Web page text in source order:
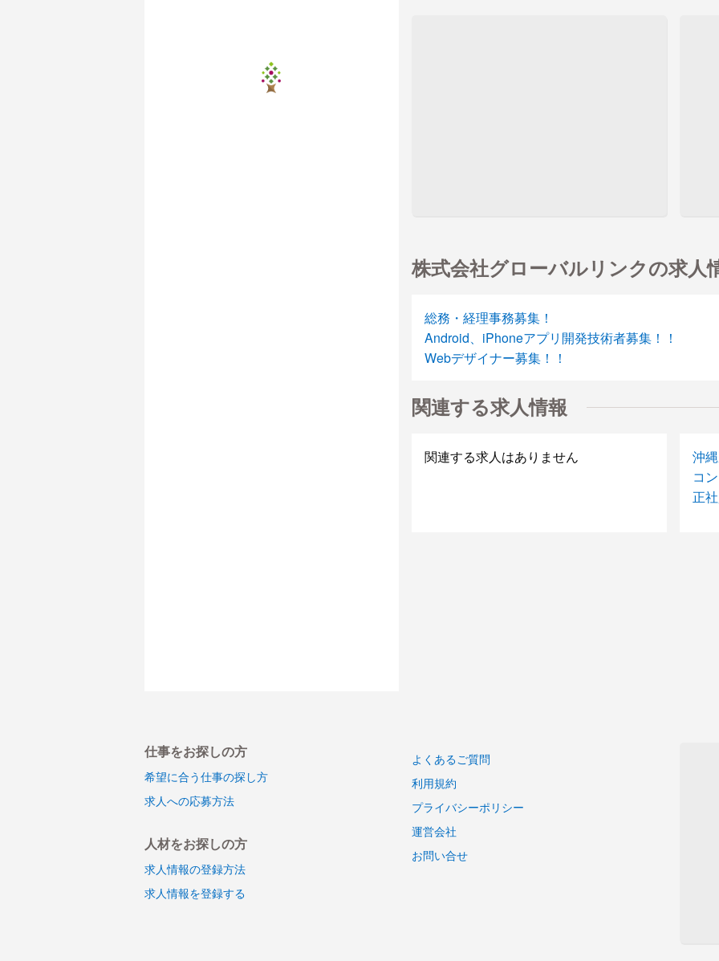
株式会社グローバルリンクの求人
総務・経理事務募集！
Android、iPhoneアプリ開発技術者募集！！
Webデザイナー募集！！
関連する求人情報
関連する求人はありません
沖
コ
正
仕事をお探しの方
希望に合う仕事の探し方
求人への応募方法
人材をお探しの方
求人情報の登録方法
求人情報を登録する
よくあるご質問
利用規約
プライバシーポリシー
運営会社
お問い合せ